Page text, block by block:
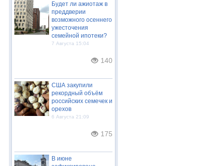
Будет ли ажиотаж в
преддверии
возможного осеннего
ужесточения
семейной ипотеки?
7 Августа 15:04
140
США закупили
рекордный объём
российских семечек и
орехов
6 Августа 21:09
175
В июне